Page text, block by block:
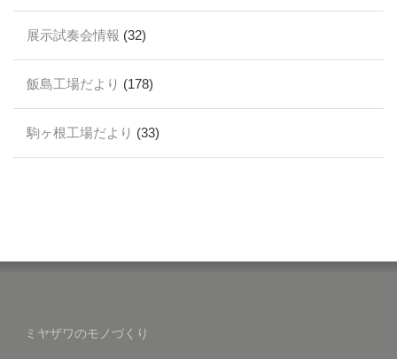
展示試奏会情報 (32)
飯島工場だより (178)
駒ヶ根工場だより (33)
ミヤザワのモノづくり